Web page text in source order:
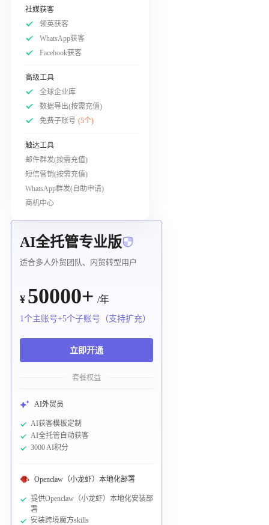
社媒获客
领英获客
WhatsApp获客
Facebook获客
高级工具
全球企业库
数据导出(按需充值)
免费子账号 (5个)
触达工具
邮件群发(按需充值)
短信营销(按需充值)
WhatsApp群发(自助申请)
商机中心
AI全托管专业版
适合多人外贸团队、内贸转型用户
¥ 50000+ /年
1个主账号+5个子账号（支持扩充）
立即开通
套餐权益
AI外贸员
AI获客模板定制
AI全托管自动获客
3000 AI积分
Openclaw（小龙虾）本地化部署
提供Openclaw（小龙虾）本地化安装部
署
安装跨境魔方skills